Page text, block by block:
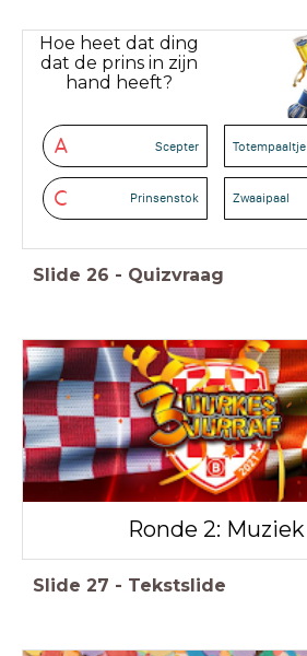
Hoe heet dat ding
dat de prins in zijn
hand heeft?
A Scepter Totempaaltje
C Prinsenstok Zwaaipaal
Slide 26 - Quizvraag
Ronde 2: Muziek
Slide 27 - Tekstslide